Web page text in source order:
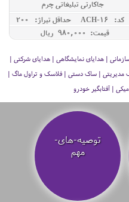
جاکارتی تبلیغاتی چرم
کد: ACH-16
حداقل تيراژ: 200
قیمت: 980,000 ريال
| هدایای نمایشگاهی | هدایای شرکتی |
| ساک دستی | فلاسک و تراول ماگ |
| آفتابگیر خودرو
توصیه‌-های-
مهم